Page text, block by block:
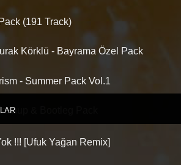
(191 Track)
Körklü - Bayrama Özel Pack
- Summer Pack Vol.1
& Bootleg Pack
!!! [Ufuk Yağan Remix]